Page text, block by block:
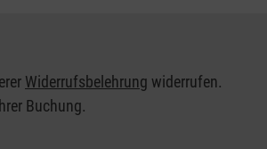
Widerrufsbelehrung widerrufen.
Buchung.